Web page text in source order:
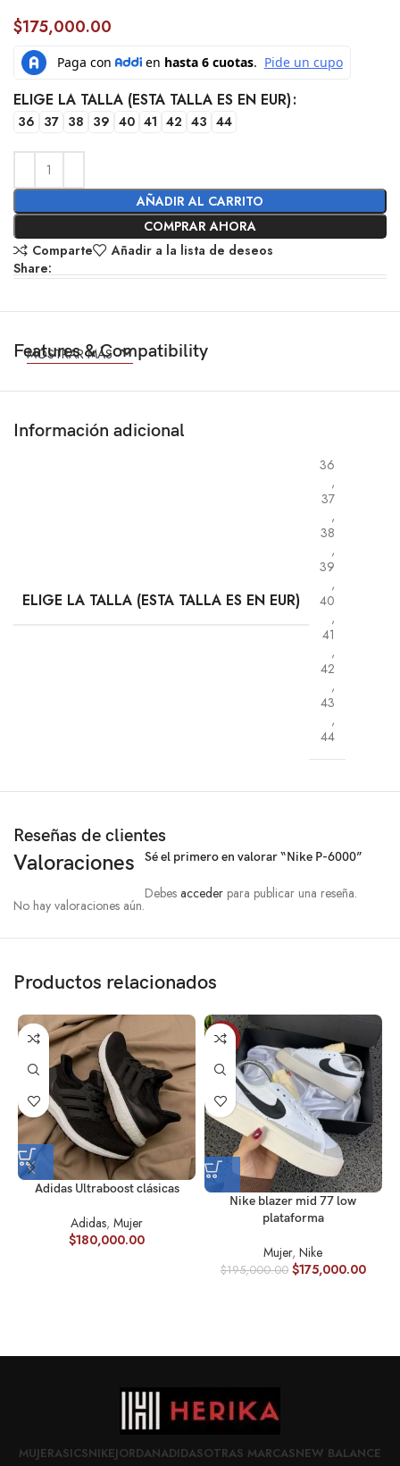
$175,000.00
ELIGE LA TALLA (ESTA TALLA ES EN EUR)
36 37 38 39 40 41 42 43 44
AÑADIR AL CARRITO
COMPRAR AHORA
Comparte
Añadir a la lista de deseos
Share:
Features & Compatibility
MOSTRAR MÁS
Información adicional
ELIGE LA TALLA (ESTA TALLA ES EN EUR)
36
,
37
,
38
,
39
,
40
,
41
,
42
,
43
,
44
Reseñas de clientes
Valoraciones
No hay valoraciones aún.
Sé el primero en valorar “Nike P-6000”
Debesacceder para publicar una reseña.
Productos relacionados
Adidas Ultraboost clásicas
Adidas, Mujer
$180,000.00
-10%
Nike blazer mid 77 low
plataforma
Mujer,Nike
$195,000.00 $175,000.00
MUJERASICSNIKEJORDANADIDASOTRAS MARCASNEW BALANCE